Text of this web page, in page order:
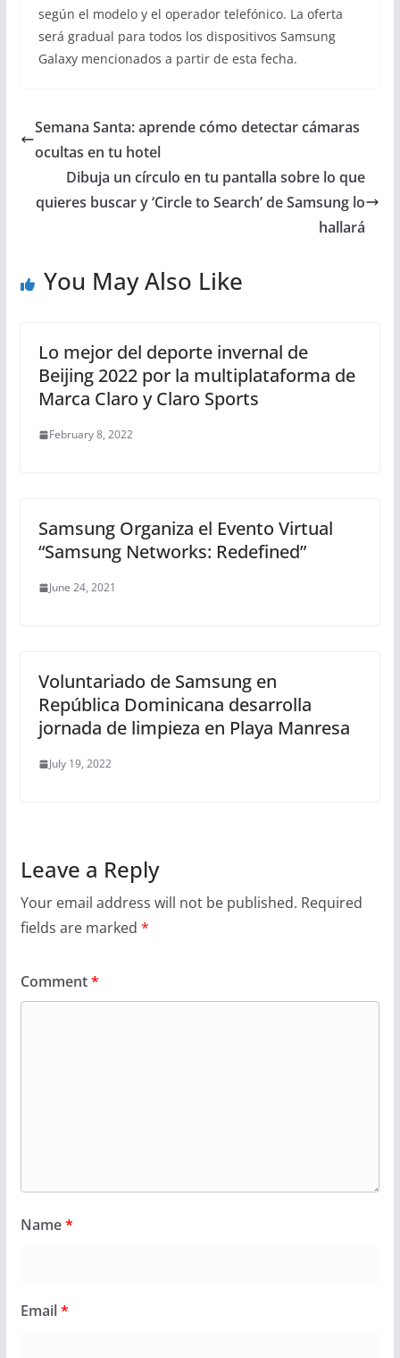
según el modelo y el operador telefónico. La oferta
será gradual para todos los dispositivos Samsung
Galaxy mencionados a partir de esta fecha.
Semana Santa: aprende cómo detectar cámaras
ocultas en tu hotel
Dibuja un círculo en tu pantalla sobre lo que
quieres buscar y ‘Circle to Search’ de Samsung lo
hallará
You May Also Like
Lo mejor del deporte invernal de
Beijing 2022 por la multiplataforma de
Marca Claro y Claro Sports
February 8, 2022
Samsung Organiza el Evento Virtual
“Samsung Networks: Redefined”
June 24, 2021
Voluntariado de Samsung en
República Dominicana desarrolla
jornada de limpieza en Playa Manresa
July 19, 2022
Leave a Reply
Your email address will not be published. Required
fields are marked *
Comment*
Name*
Email*